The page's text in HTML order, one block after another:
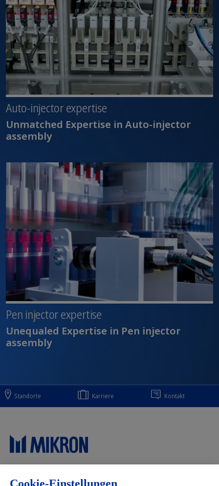
Auto-injector expertise
Unmatched Expertise in Auto-injector
assembly
Pen injector expertise
Unequaled Expertise in Pen injector
assembly
Standorte Karriere Kontakt